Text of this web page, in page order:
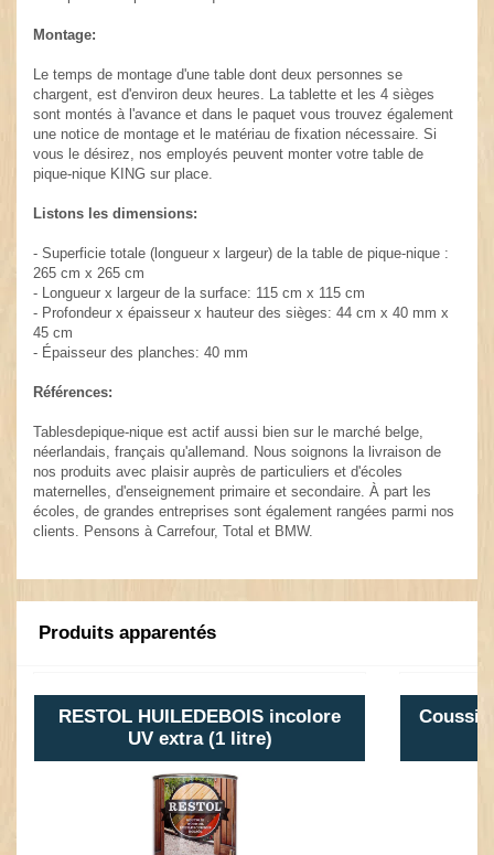
Montage:
Le temps de montage d'une table dont deux personnes se
chargent, est d'environ deux heures. La tablette et les 4 sièges
sont montés à l'avance et dans le paquet vous trouvez également
une notice de montage et le matériau de fixation nécessaire. Si
vous le désirez, nos employés peuvent monter votre table de
pique-nique KING sur place.
Listons les dimensions:
- Superficie totale (longueur x largeur) de la table de pique-nique :
265 cm x 265 cm
- Longueur x largeur de la surface: 115 cm x 115 cm
- Profondeur x épaisseur x hauteur des sièges: 44 cm x 40 mm x
45 cm
- Épaisseur des planches: 40 mm
Références:
Tablesdepique-nique est actif aussi bien sur le marché belge,
néerlandais, français qu'allemand. Nous soignons la livraison de
nos produits avec plaisir auprès de particuliers et d'écoles
maternelles, d'enseignement primaire et secondaire. À part les
écoles, de grandes entreprises sont également rangées parmi nos
clients. Pensons à Carrefour, Total et BMW.
Produits apparentés
RESTOL HUILEDEBOIS incolore
UV extra (1 litre)